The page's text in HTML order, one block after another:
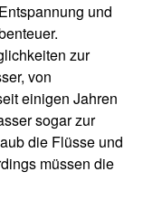
und
zur
von
einigen Jahren
sogar zur
die Flüsse und
müssen die